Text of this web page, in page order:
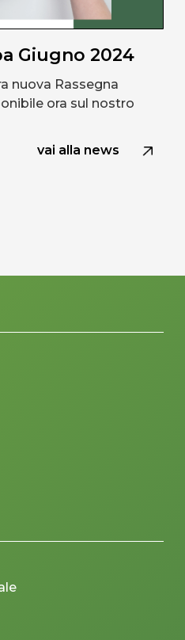
Giugno 2024
nuova Rassegna
ora sul nostro
vai alla news